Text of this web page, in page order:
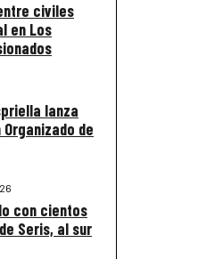
civiles
en Los
lanza
de
con cientos
Seris, al sur